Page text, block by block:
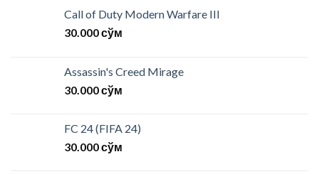
Call of Duty Modern Warfare III
30.000сўм
Assassin's Creed Mirage
30.000сўм
FC 24 (FIFA 24)
30.000сўм